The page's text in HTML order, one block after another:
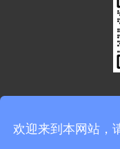
版权所有 © 2026 江苏
欢迎来到本网站，